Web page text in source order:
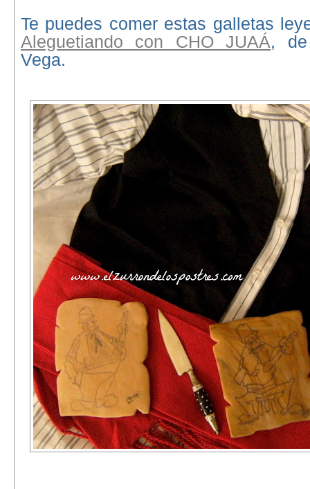
Te puedes comer estas galletas
Aleguetiando con CHO JUAÁ, de
Vega.